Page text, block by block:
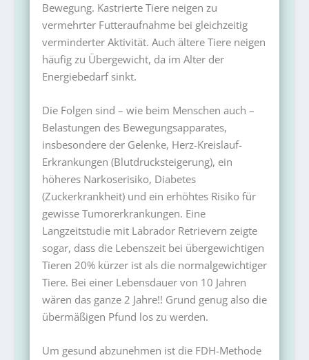
Bewegung. Kastrierte Tiere neigen zu
vermehrter Futteraufnahme bei gleichzeitig
verminderter Aktivität. Auch ältere Tiere neigen
häufig zu Übergewicht, da im Alter der
Energiebedarf sinkt.
Die Folgen sind – wie beim Menschen auch –
Belastungen des Bewegungsapparates,
insbesondere der Gelenke, Herz-Kreislauf-
Erkrankungen (Blutdrucksteigerung), ein
höheres Narkoserisiko, Diabetes
(Zuckerkrankheit) und ein erhöhtes Risiko für
gewisse Tumorerkrankungen. Eine
Langzeitstudie mit Labrador Retrievern zeigte
sogar, dass die Lebenszeit bei übergewichtigen
Tieren 20% kürzer ist als die normalgewichtiger
Tiere. Bei einer Lebensdauer von 10 Jahren
wären das ganze 2 Jahre!! Grund genug also die
übermäßigen Pfund los zu werden.
Um gesund abzunehmen ist die FDH-Methode